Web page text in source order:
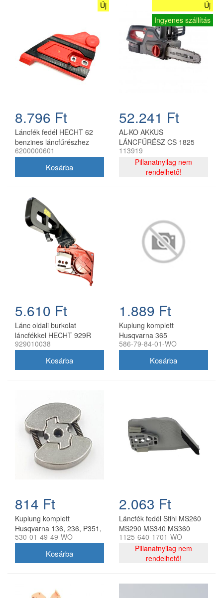
Új
8.796 Ft
Láncfék fedél HECHT 62
benzines láncfűrészhez
6200000601
Új
Ingyenes szállítás
52.241 Ft
AL-KO AKKUS
LÁNCFŰRÉSZ CS 1825
18V
113919
Pillanatnyilag nem
rendelhető!
5.610 Ft
Lánc oldali burkolat
láncfékkel HECHT 929R
láncfűrészhez 929010038
929010038
1.889 Ft
Kuplung komplett
Husqvarna 365
láncfűrészhez utángyártott
586-79-84-01-WO
814 Ft
Kuplung komplett
Husqvarna 136, 236, P351,
135 Mark II láncfűrészhez
530-01-49-49-WO
2.063 Ft
Láncfék fedél Stihl MS260
MS290 MS340 MS360
MS390 láncfűrészhez
utángyártott
1125-640-1701-WO
Pillanatnyilag nem
rendelhető!